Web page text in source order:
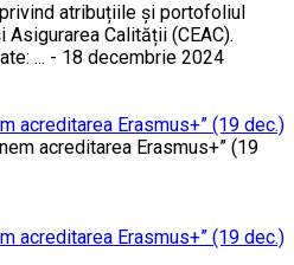
atribuțiile și portofoliul
Calității (CEAC).
... - 18 decembrie 2024
acreditarea Erasmus+” (19 dec.)
acreditarea Erasmus+” (19 dec.)